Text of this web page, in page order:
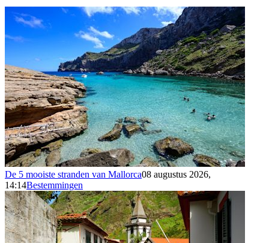
De 5 mooiste stranden van Mallorca08 augustus 2026,
14:14Bestemmingen